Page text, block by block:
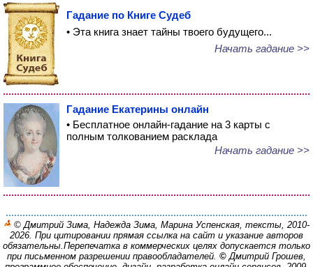
Гадание по Книге Судеб
• Эта книга знает тайны твоего будущего...
Начать гадание >>
Гадание Екатерины онлайн
• Бесплатное онлайн-гадание на 3 карты с
полным толкованием расклада
Начать гадание >>
© Дмитрий Зима, Надежда Зима, Марина Успенская, тексты, 2010-
2026. При цитировании прямая ссылка на сайт и указание авторов
обязательны.Перепечатка в коммерческих целях допускается только
при письменном разрешении правообладателей. © Дмитрий Грошев,